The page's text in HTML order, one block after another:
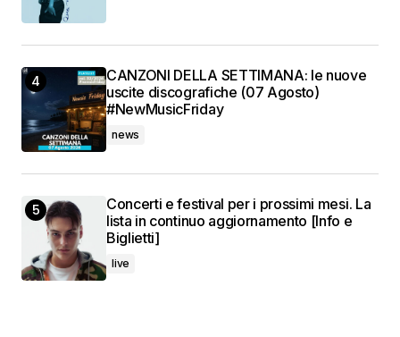
CANZONI DELLA SETTIMANA: le nuove
uscite discografiche (07 Agosto)
#NewMusicFriday
news
Concerti e festival per i prossimi mesi. La
lista in continuo aggiornamento [Info e
Biglietti]
live